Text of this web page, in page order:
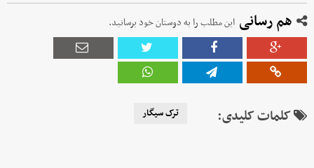
هم رسانی این مطلب را به دوستان خود برسانید.
کلمات کلیدی: ترک سیگار